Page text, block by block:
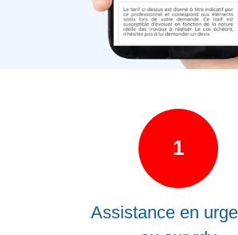
1
Assistance en